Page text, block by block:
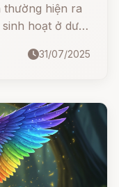
thường hiện ra
hoạt ở dưới
31/07/2025